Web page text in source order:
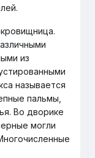
из
называется
пальмы,
Во дворике
могли